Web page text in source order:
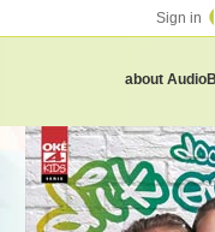
about
Sign in